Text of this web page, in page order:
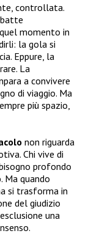
controllata.
momento in
la gola si
Eppure, la
La
a convivere
di viaggio. Ma
più spazio,
non riguarda
Chi vive di
profondo
Ma quando
si trasforma in
del giudizio
una